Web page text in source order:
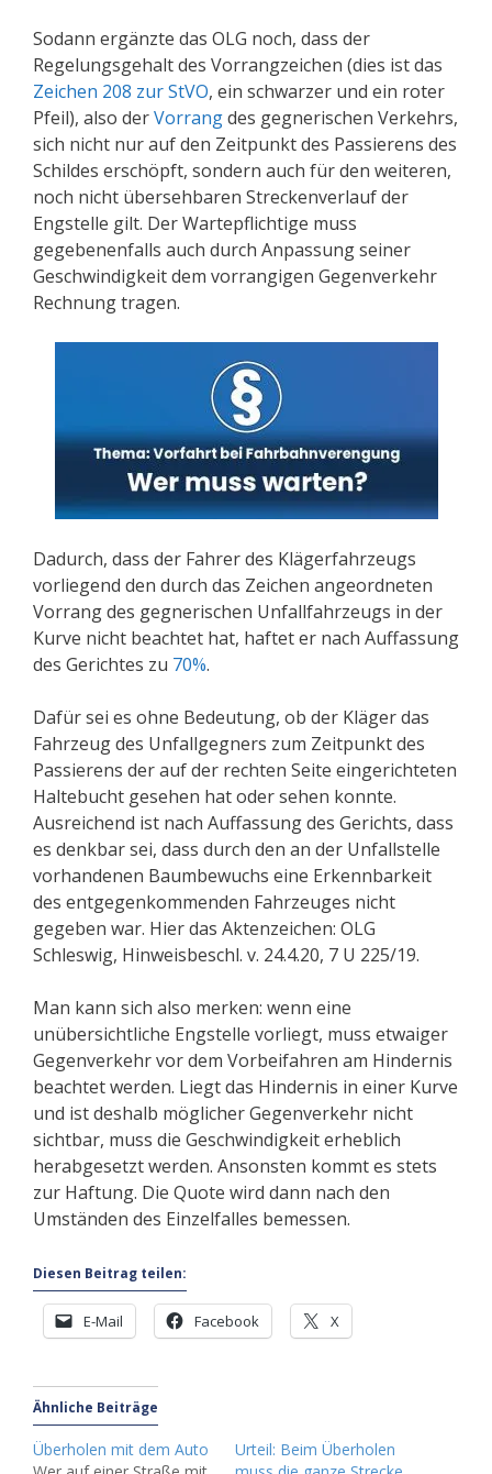
Sodann ergänzte das OLG noch, dass der
Regelungsgehalt des Vorrangzeichen (dies ist das
Zeichen 208 zur StVO, ein schwarzer und ein roter
Pfeil), also derVorrangdes gegnerischen Verkehrs,
sich nicht nur auf den Zeitpunkt des Passierens des
Schildes erschöpft, sondern auch für den weiteren,
noch nicht übersehbaren Streckenverlauf der
Engstelle gilt. Der Wartepflichtige muss
gegebenenfalls auch durch Anpassung seiner
Geschwindigkeit dem vorrangigen Gegenverkehr
Rechnung tragen.
Dadurch, dass der Fahrer des Klägerfahrzeugs
vorliegend den durch das Zeichen angeordneten
Vorrang des gegnerischen Unfallfahrzeugs in der
Kurve nicht beachtet hat, haftet er nach Auffassung
des Gerichtes zu 70%.
Dafür sei es ohne Bedeutung, ob der Kläger das
Fahrzeug des Unfallgegners zum Zeitpunkt des
Passierens der auf der rechten Seite eingerichteten
Haltebucht gesehen hat oder sehen konnte.
Ausreichend ist nach Auffassung des Gerichts, dass
es denkbar sei, dass durch den an der Unfallstelle
vorhandenen Baumbewuchs eine Erkennbarkeit
des entgegenkommenden Fahrzeuges nicht
gegeben war. Hier das Aktenzeichen: OLG
Schleswig, Hinweisbeschl. v. 24.4.20, 7 U 225/19.
Man kann sich also merken: wenn eine
unübersichtliche Engstelle vorliegt, muss etwaiger
Gegenverkehr vor dem Vorbeifahren am Hindernis
beachtet werden. Liegt das Hindernis in einer Kurve
und ist deshalb möglicher Gegenverkehr nicht
sichtbar, muss die Geschwindigkeit erheblich
herabgesetzt werden. Ansonsten kommt es stets
zur Haftung. Die Quote wird dann nach den
Umständen des Einzelfalles bemessen.
Diesen Beitrag teilen:
E-Mail Facebook X
Ähnliche Beiträge
Überholen mit dem Auto
Urteil: Beim Überholen